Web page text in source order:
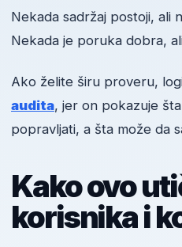
Nekada sadržaj postoji, ali
Nekada je poruka dobra,
Ako želite širu proveru,
audita, jer on pokazuje
popravljati, a šta može da
Kako ovo
korisnika i